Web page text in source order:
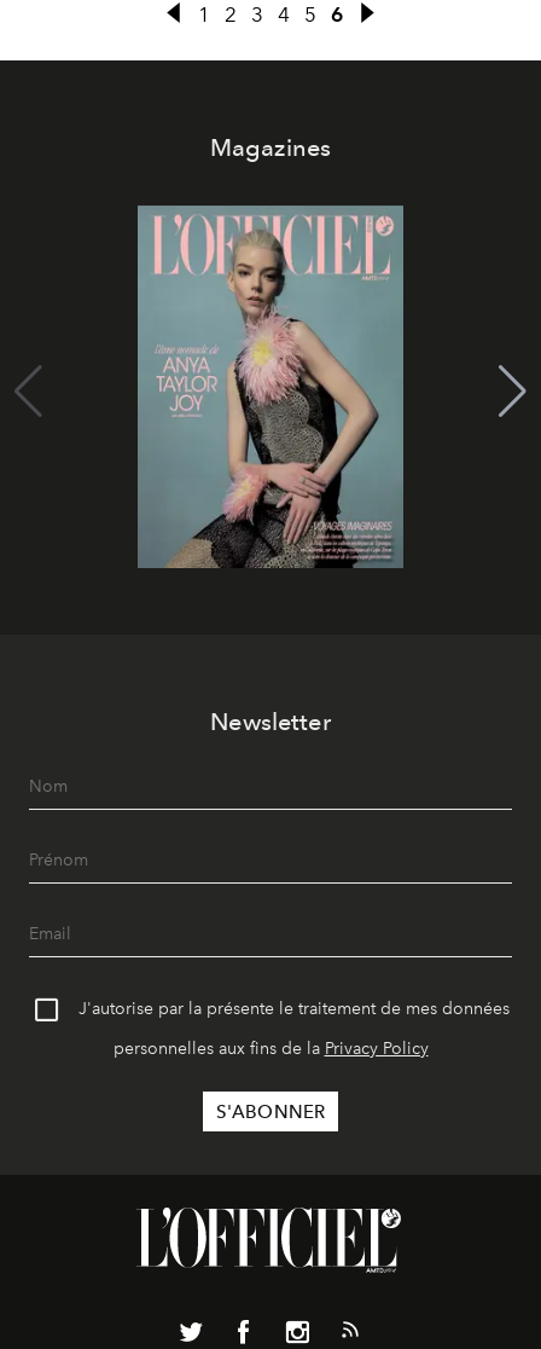
1 2 3 4 5 6
Magazines
Newsletter
J'autorise par la présente le traitement de mes données
personnelles aux fins de la Privacy Policy